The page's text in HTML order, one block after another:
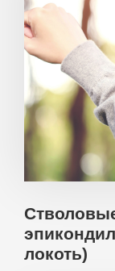
локоть)